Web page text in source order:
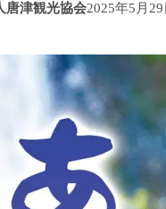
唐津観光協会2025年5月